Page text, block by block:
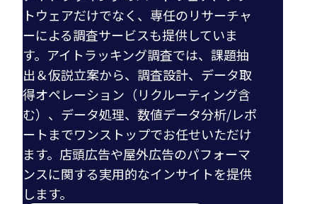
トウェアだけでなく、専任のリサーチャ
ーによる調査サービスも提供していま
す。アイトラッキング調査では、課題抽
出＆仮説立案から、調査設計、データ取
得オペレーション（リクルーティング含
む）、データ処理、数値データ分析/レポ
ートまでワンストップでお任せいただけ
ます。店頭広告や屋外広告のパフォーマ
ンスに関する実用的なインサイトを提供
します。